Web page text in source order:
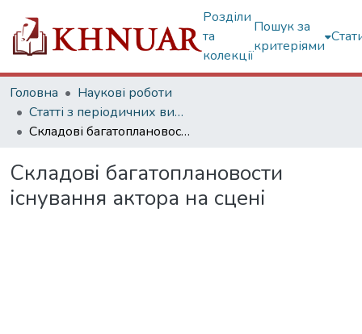
Розділи
та
колекції
Пошук за
критеріями
Головна
Наукові роботи
Статті з періодичних видань
Складові багатоплановости існування актора на сцені
Складові багатоплановости
існування актора на сцені